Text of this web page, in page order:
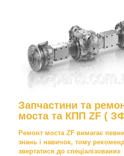
Запчастини та
моста та КПП ZF (
Ремонт моста ZF вимагає
знань і навичок, тому
звертатися до спеціалізованих